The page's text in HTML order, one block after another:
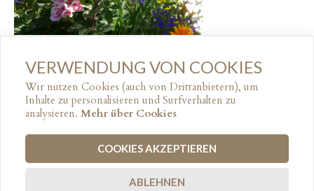
↑ NACH OBEN
© 2017HOTEL ROTDORN
VERWENDUNG VON COOKIES
Wir nutzen Cookies (auch von Drittanbietern), um
Inhalte zu personalisieren und Surfverhalten zu
analysieren. Mehr über Cookies
COOKIES AKZEPTIEREN
ABLEHNEN